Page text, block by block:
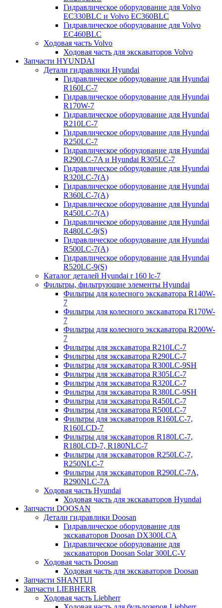
Гидравлическое оборудование для Volvo
EC330BLC и Volvo EC360BLC
Гидравлическое оборудование для Volvo
EC460BLC
Ходовая часть Volvo
Ходовая часть для экскаваторов Volvo
Запчасти HYUNDAI
Детали гидравлики Hyundai
Гидравлическое оборудование для Hyundai
R160LC-7
Гидравлическое оборудование для Hyundai
R170W-7
Гидравлическое оборудование для Hyundai
R210LC-7
Гидравлическое оборудование для Hyundai
R250LC-7
Гидравлическое оборудование для Hyundai
R290LC-7A и Hyundai R305LC-7
Гидравлическое оборудование для Hyundai
R320LC-7(A)
Гидравлическое оборудование для Hyundai
R360LC-7(A)
Гидравлическое оборудование для Hyundai
R450LC-7(A)
Гидравлическое оборудование для Hyundai
R480LC-9(S)
Гидравлическое оборудование для Hyundai
R500LC-7(A)
Гидравлическое оборудование для Hyundai
R520LC-9(S)
Каталог деталей Hyundai r 160 lc-7
Фильтры, фильтрующие элементы Hyundai
Фильтры для колесного экскаватора R140W-
7
Фильтры для колесного экскаватора R170W-
7
Фильтры для колесного экскаватора R200W-
7
Фильтры для экскаватора R210LC-7
Фильтры для экскаватора R290LC-7
Фильтры для экскаватора R300LC-9SH
Фильтры для экскаватора R305LC-7
Фильтры для экскаватора R320LC-7
Фильтры для экскаватора R380LC-9SH
Фильтры для экскаватора R450LC-7
Фильтры для экскаватора R500LC-7
Фильтры для экскаваторов R160LC-7,
R160LCD-7
Фильтры для экскаваторов R180LC-7,
R180LCD-7, R180NLC-7
Фильтры для экскаваторов R250LC-7,
R250NLC-7
Фильтры для экскаваторов R290LC-7A,
R290NLC-7A
Ходовая часть Hyundai
Ходовая часть для экскаваторов Hyundai
Запчасти DOOSAN
Детали гидравлики Doosan
Гидравлическое оборудование для
экскаваторов Doosan DX300LCA
Гидравлическое оборудование для
экскаваторов Doosan Solar 300LC-V
Ходовая часть Doosan
Ходовая часть для экскаваторов Doosan
Запчасти SHANTUI
Запчасти LIEBHERR
Ходовая часть Liebherr